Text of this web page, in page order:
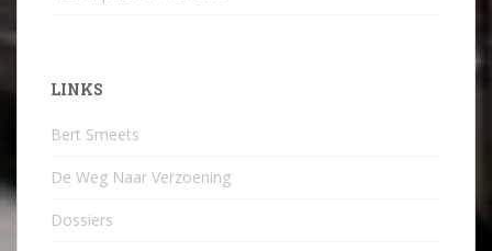
LINKS
Bert Smeets
De Weg Naar Verzoening
Dossiers